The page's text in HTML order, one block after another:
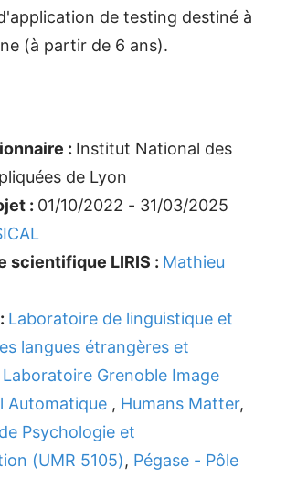
de testing destiné à
(à partir de 6 ans).
: Institut National des
de Lyon
: 01/10/2022 - 31/03/2025
scientifique LIRIS : Mathieu
Laboratoire de linguistique et
langues étrangères et
Laboratoire Grenoble Image
Automatique , Humans Matter,
Psychologie et
(UMR 5105), Pégase - Pôle